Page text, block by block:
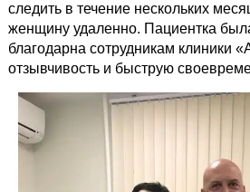
следить в течение нескольких
женщину удаленно. Пациентка
благодарна сотрудникам клиники
отзывчивость и быструю